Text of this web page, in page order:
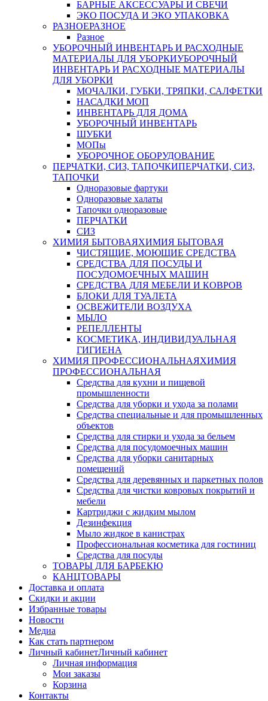
БАРНЫЕ АКСЕССУАРЫ И СВЕЧИ
ЭКО ПОСУДА И ЭКО УПАКОВКА
РАЗНОЕРАЗНОЕ
Разное
УБОРОЧНЫЙ ИНВЕНТАРЬ И РАСХОДНЫЕ
МАТЕРИАЛЫ ДЛЯ УБОРКИУБОРОЧНЫЙ
ИНВЕНТАРЬ И РАСХОДНЫЕ МАТЕРИАЛЫ
ДЛЯ УБОРКИ
МОЧАЛКИ, ГУБКИ, ТРЯПКИ, САЛФЕТКИ
НАСАДКИ МОП
ИНВЕНТАРЬ ДЛЯ ДОМА
УБОРОЧНЫЙ ИНВЕНТАРЬ
ШУБКИ
МОПы
УБОРОЧНОЕ ОБОРУДОВАНИЕ
ПЕРЧАТКИ, СИЗ, ТАПОЧКИПЕРЧАТКИ, СИЗ,
ТАПОЧКИ
Одноразовые фартуки
Одноразовые халаты
Тапочки одноразовые
ПЕРЧАТКИ
СИЗ
ХИМИЯ БЫТОВАЯХИМИЯ БЫТОВАЯ
ЧИСТЯЩИЕ, МОЮЩИЕ СРЕДСТВА
СРЕДСТВА ДЛЯ ПОСУДЫ И
ПОСУДОМОЕЧНЫХ МАШИН
СРЕДСТВА ДЛЯ МЕБЕЛИ И КОВРОВ
БЛОКИ ДЛЯ ТУАЛЕТА
ОСВЕЖИТЕЛИ ВОЗДУХА
МЫЛО
РЕПЕЛЛЕНТЫ
КОСМЕТИКА, ИНДИВИДУАЛЬНАЯ
ГИГИЕНА
ХИМИЯ ПРОФЕССИОНАЛЬНАЯХИМИЯ
ПРОФЕССИОНАЛЬНАЯ
Средства для кухни и пищевой
промышленности
Средства для уборки и ухода за полами
Средства специальные и для промышленных
объектов
Средства для стирки и ухода за бельем
Средства для посудомоечных машин
Средства для уборки санитарных
помещений
Средства для деревянных и паркетных полов
Средства для чистки ковровых покрытий и
мебели
Картриджи с жидким мылом
Дезинфекция
Мыло жидкое в канистрах
Профессиональная косметика для гостиниц
Средства для посуды
ТОВАРЫ ДЛЯ БАРБЕКЮ
КАНЦТОВАРЫ
Доставка и оплата
Скидки и акции
Избранные товары
Новости
Медиа
Как стать партнером
Личный кабинетЛичный кабинет
Личная информация
Мои заказы
Корзина
Контакты